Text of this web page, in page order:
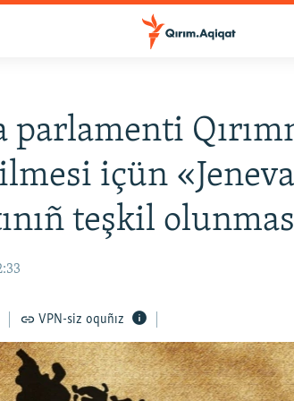
parlamenti
içün
teşkil
VPN-siz oquñız